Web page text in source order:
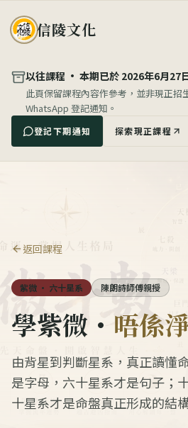
信陵文化
以往課程 · 本期已於 2026年6月27
此頁保留課程內容作參考，並非現正招
WhatsApp 登記通知。
登記下期通知 探索現正課程
返回課程
紫微 · 六十星系 陳朗詩師傅親授
學紫微・ 唔係
由背星到判斷星系，真正讀懂
是字母，六十星系才是句子；
十星系才是命盤真正形成的結